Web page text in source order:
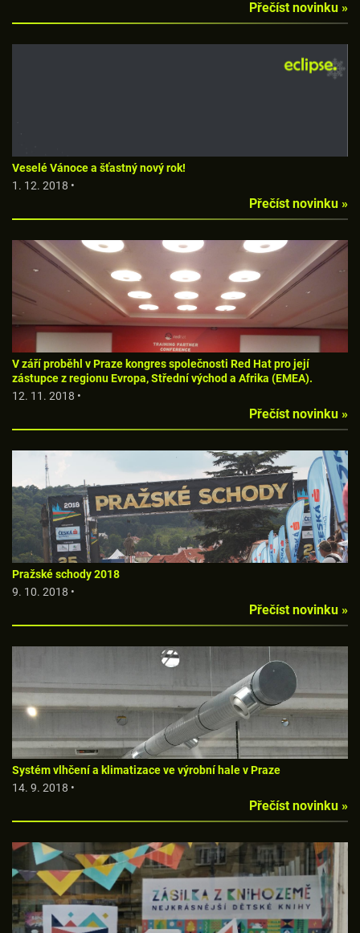
Přečíst novinku »
Veselé Vánoce a šťastný nový rok!
1. 12. 2018 •
Přečíst novinku »
V září proběhl v Praze kongres společnosti Red Hat pro její
zástupce z regionu Evropa, Střední východ a Afrika (EMEA).
12. 11. 2018 •
Přečíst novinku »
Pražské schody 2018
9. 10. 2018 •
Přečíst novinku »
Systém vlhčení a klimatizace ve výrobní hale v Praze
14. 9. 2018 •
Přečíst novinku »